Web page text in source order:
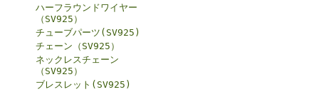
ハーフラウンドワイヤー
（SV925）
チューブパーツ(SV925)
チェーン（SV925）
ネックレスチェーン
（SV925）
ブレスレット(SV925)